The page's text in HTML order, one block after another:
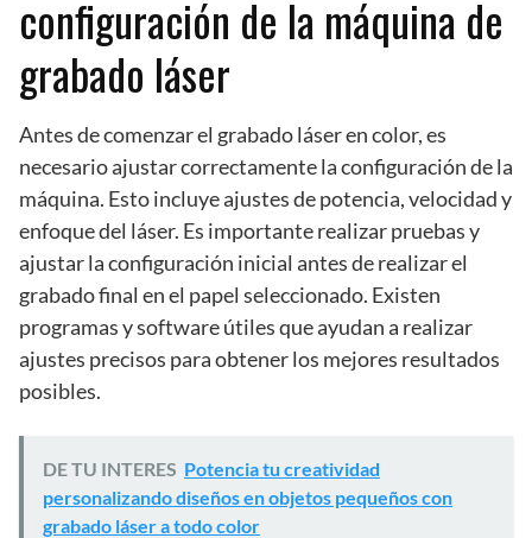
configuración de la máquina de
grabado láser
Antes de comenzar el grabado láser en color, es
necesario ajustar correctamente la configuración de la
máquina. Esto incluye ajustes de potencia, velocidad y
enfoque del láser. Es importante realizar pruebas y
ajustar la configuración inicial antes de realizar el
grabado final en el papel seleccionado. Existen
programas y software útiles que ayudan a realizar
ajustes precisos para obtener los mejores resultados
posibles.
DE TU INTERES Potencia tu creatividad
personalizando diseños en objetos pequeños con
grabado láser a todo color